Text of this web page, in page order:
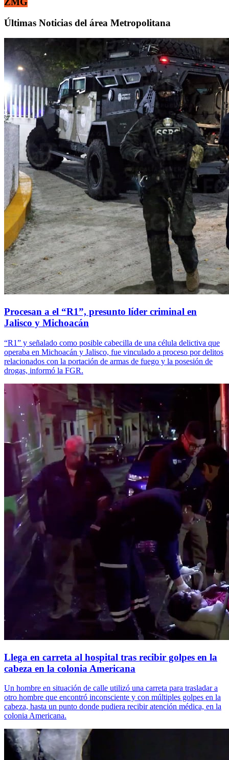
Últimas Noticias del área Metropolitana
Procesan a el “R1”, presunto líder criminal en
Jalisco y Michoacán
“R1” y señalado como posible cabecilla de una célula delictiva que
operaba en Michoacán y Jalisco, fue vinculado a proceso por delitos
relacionados con la portación de armas de fuego y la posesión de
drogas, informó la FGR.
Llega en carreta al hospital tras recibir golpes en la
cabeza en la colonia Americana
Un hombre en situación de calle utilizó una carreta para trasladar a
otro hombre que encontró inconsciente y con múltiples golpes en la
cabeza, hasta un punto donde pudiera recibir atención médica, en la
colonia Americana.